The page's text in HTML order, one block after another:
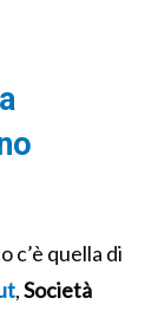
c’è quella di
,Società